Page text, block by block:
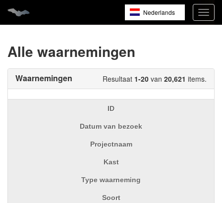
Nederlands
Alle waarnemingen
Resultaat 1-20 van 20,621 items.
Waarnemingen
ID
Datum van bezoek
Projectnaam
Kast
Type waarneming
Soort